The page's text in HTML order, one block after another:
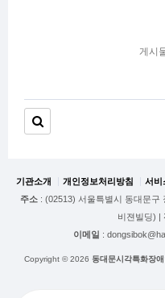
게시
기관소개 개인정보처리방침
서비
주소: (02513) 서울특별시 동대문구
비젼빌딩) |
이메일 :
Copyright © 2026 동대문시각특화장